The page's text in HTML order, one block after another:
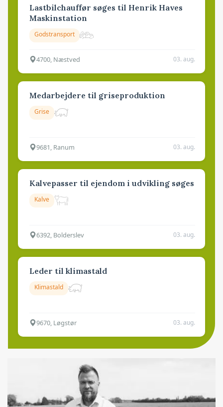
Lastbilchauffør søges til Henrik Haves
Maskinstation
Godstransport
4700, Næstved 03. aug.
Medarbejdere til griseproduktion
Grise
9681, Ranum 03. aug.
Kalvepasser til ejendom i udvikling søges
Kalve
6392, Bolderslev 03. aug.
Leder til klimastald
Klimastald
9670, Løgstør 03. aug.